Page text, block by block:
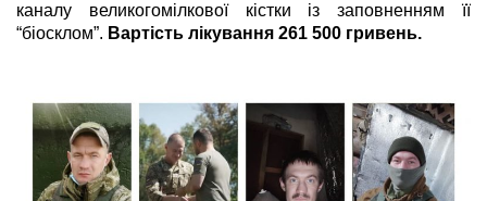
каналу великогомілкової кістки із заповненням її
“біосклом”. Вартість лікування 261 500 гривень.